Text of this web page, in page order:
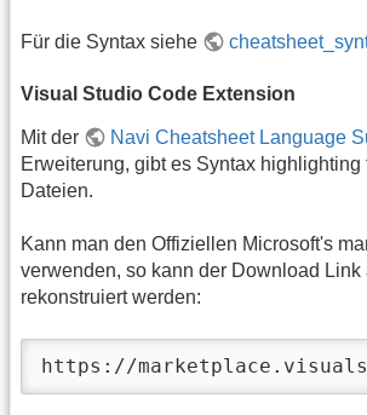
Für die Syntax siehe
Visual Studio Code Extension
Mit der
Navi Cheatsheet Language
Erweiterung, gibt es Syntax highlighting
Dateien.
Kann man den Offiziellen Microsoft's
verwenden, so kann der Download Link
rekonstruiert werden:
https://